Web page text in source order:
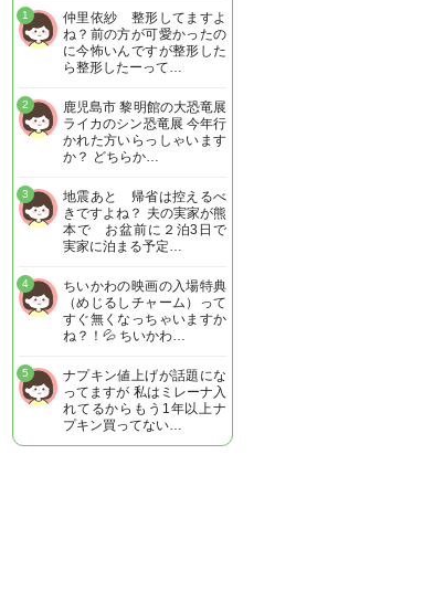
仲里依紗 整形してますよ
ね？前の方が可愛かったの
に今怖いんですが整形した
ら整形したーって…
1
鹿児島市 黎明館の大恐竜展
ライカのシン恐竜展 今年行
かれた方いらっしゃいます
か？ どちらか…
2
地震あと 帰省は控えるべ
きですよね？ 夫の実家が熊
本で お盆前に２泊3日で
実家に泊まる予定…
3
ちいかわの映画の入場特典
（めじるしチャーム）って
すぐ無くなっちゃいますか
ね？！💦 ちいかわ…
4
ナプキン値上げが話題にな
ってますが 私はミレーナ入
れてるからもう1年以上ナ
プキン買ってない…
5